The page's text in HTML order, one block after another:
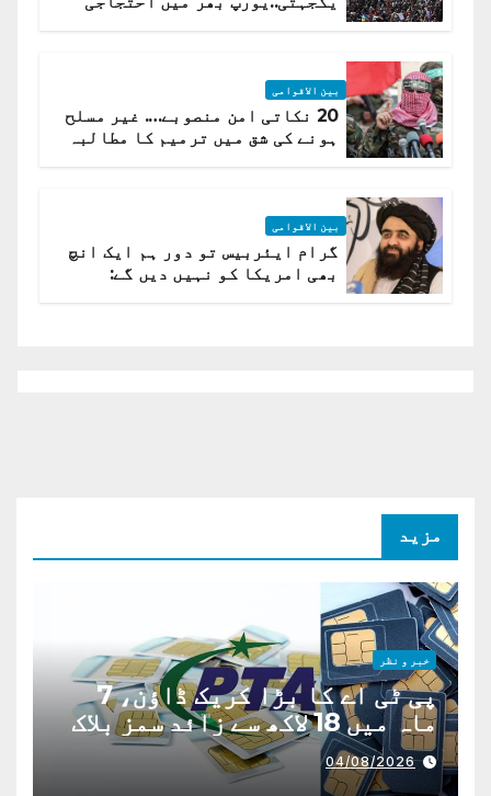
بین الاقوامی
20 نکاتی امن منصوبے…. غیر مسلح
ہونے کی شق میں ترمیم کا مطالبہ
بین الاقوامی
گرام ایئربیس تو دور ہم ایک انچ
بھی امریکا کو نہیں دیں گے:
مزید
خبر و نظر
پی ٹی اے کا بڑا کریک ڈاؤن، 7
ماہ میں 18 لاکھ سے زائد سمز بلاک
04/08/2026